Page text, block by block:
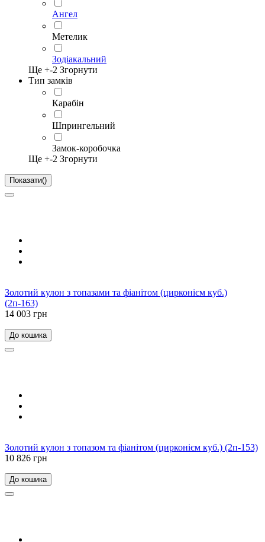
Ангел
Метелик
Зодіакальний
Ще +-2 Згорнути
Тип замків
Карабін
Шпрингельний
Замок-коробочка
Ще +-2 Згорнути
Показати()
Золотий кулон з топазами та фіанітом (цирконієм куб.)
(2п-163)
14 003 грн
До кошика
Золотий кулон з топазом та фіанітом (цирконієм куб.) (2п-153)
10 826 грн
До кошика